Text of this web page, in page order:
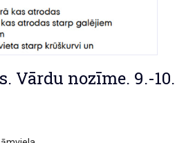
Vārdu nozīme. 9.-10.